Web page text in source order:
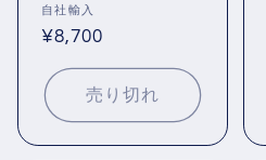
販
売
自社輸入
通
価
格
¥8,700
売り切れ